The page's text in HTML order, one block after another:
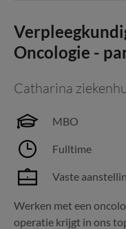
Oncologie -
Catharina
MBO
Fulltime
Vaste
Werken met een
operatie krijgt in ons